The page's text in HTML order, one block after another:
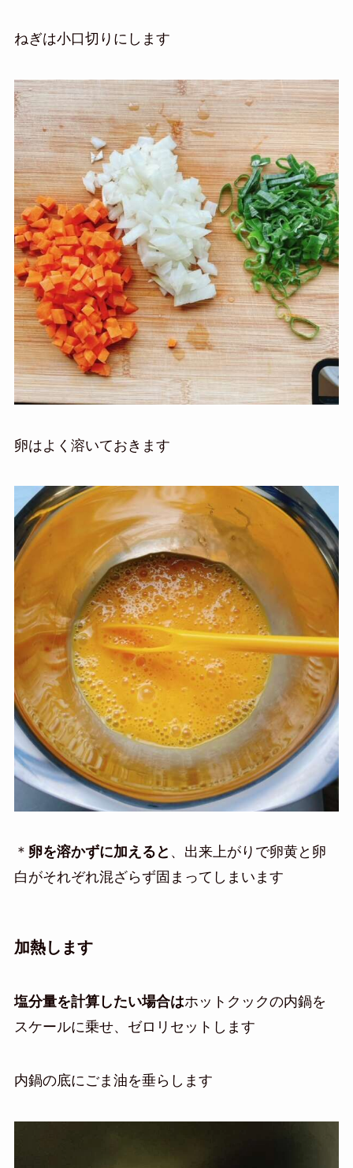
ねぎは小口切りにします
卵はよく溶いておきます
＊ 卵を溶かずに加えると 、出来上がりで卵黄と卵
白がそれぞれ混ざらず固まってしまいます
加熱します
塩分量を計算したい場合はホットクックの内鍋を
スケールに乗せ、ゼロリセットします
内鍋の底にごま油を垂らします